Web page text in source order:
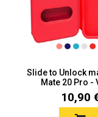
Slide to Unlock
Mate 20 Pro -
10,90